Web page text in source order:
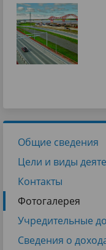
Общие сведения
Цели и виды
Контакты
Фотогалерея
Учредительные
Сведения о